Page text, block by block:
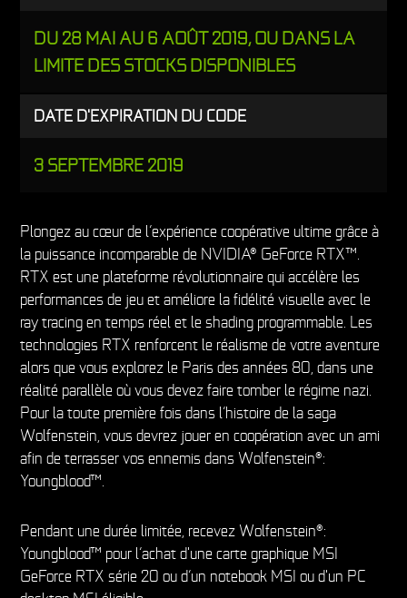
DU 28 MAI AU 6 AOÛT 2019, OU DANS LA
LIMITE DES STOCKS DISPONIBLES
DATE D'EXPIRATION DU CODE
3 SEPTEMBRE 2019
Plongez au cœur de l’expérience coopérative ultime grâce à
la puissance incomparable de NVIDIA® GeForce RTX™.
RTX est une plateforme révolutionnaire qui accélère les
performances de jeu et améliore la fidélité visuelle avec le
ray tracing en temps réel et le shading programmable. Les
technologies RTX renforcent le réalisme de votre aventure
alors que vous explorez le Paris des années 80, dans une
réalité parallèle où vous devez faire tomber le régime nazi.
Pour la toute première fois dans l’histoire de la saga
Wolfenstein, vous devrez jouer en coopération avec un ami
afin de terrasser vos ennemis dans Wolfenstein®:
Youngblood™.
Pendant une durée limitée, recevez Wolfenstein®:
Youngblood™ pour l’achat d'une carte graphique MSI
GeForce RTX série 20 ou d’un notebook MSI ou d'un PC